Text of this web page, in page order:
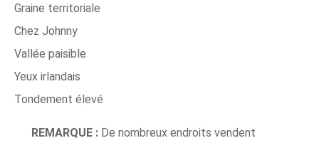
Graine territoriale
Chez Johnny
Vallée paisible
Yeux irlandais
Tondement élevé
REMARQUE : De nombreux endroits vendent